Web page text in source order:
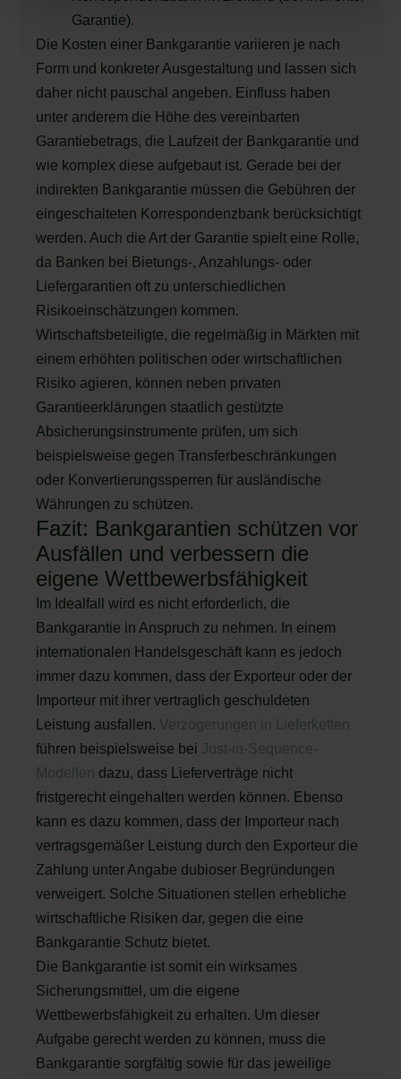
Garantie).
Die Kosten einer Bankgarantie variieren je nach
Form und konkreter Ausgestaltung und lassen sich
daher nicht pauschal angeben. Einfluss haben
unter anderem die Höhe des vereinbarten
Garantiebetrags, die Laufzeit der Bankgarantie und
wie komplex diese aufgebaut ist. Gerade bei der
indirekten Bankgarantie müssen die Gebühren der
eingeschalteten Korrespondenzbank berücksichtigt
werden. Auch die Art der Garantie spielt eine Rolle,
da Banken bei Bietungs-, Anzahlungs- oder
Liefergarantien oft zu unterschiedlichen
Risikoeinschätzungen kommen.
Wirtschaftsbeteiligte, die regelmäßig in Märkten mit
einem erhöhten politischen oder wirtschaftlichen
Risiko agieren, können neben privaten
Garantieerklärungen staatlich gestützte
Absicherungsinstrumente prüfen, um sich
beispielsweise gegen Transferbeschränkungen
oder Konvertierungssperren für ausländische
Währungen zu schützen.
Fazit: Bankgarantien schützen vor
Ausfällen und verbessern die
eigene Wettbewerbsfähigkeit
Im Idealfall wird es nicht erforderlich, die
Bankgarantie in Anspruch zu nehmen. In einem
internationalen Handelsgeschäft kann es jedoch
immer dazu kommen, dass der Exporteur oder der
Importeur mit ihrer vertraglich geschuldeten
Leistung ausfallen. Verzögerungen in Lieferketten
führen beispielsweise bei Just-in-Sequence-
Modellen dazu, dass Lieferverträge nicht
fristgerecht eingehalten werden können. Ebenso
kann es dazu kommen, dass der Importeur nach
vertragsgemäßer Leistung durch den Exporteur die
Zahlung unter Angabe dubioser Begründungen
verweigert. Solche Situationen stellen erhebliche
wirtschaftliche Risiken dar, gegen die eine
Bankgarantie Schutz bietet.
Die Bankgarantie ist somit ein wirksames
Sicherungsmittel, um die eigene
Wettbewerbsfähigkeit zu erhalten. Um dieser
Aufgabe gerecht werden zu können, muss die
Bankgarantie sorgfältig sowie für das jeweilige